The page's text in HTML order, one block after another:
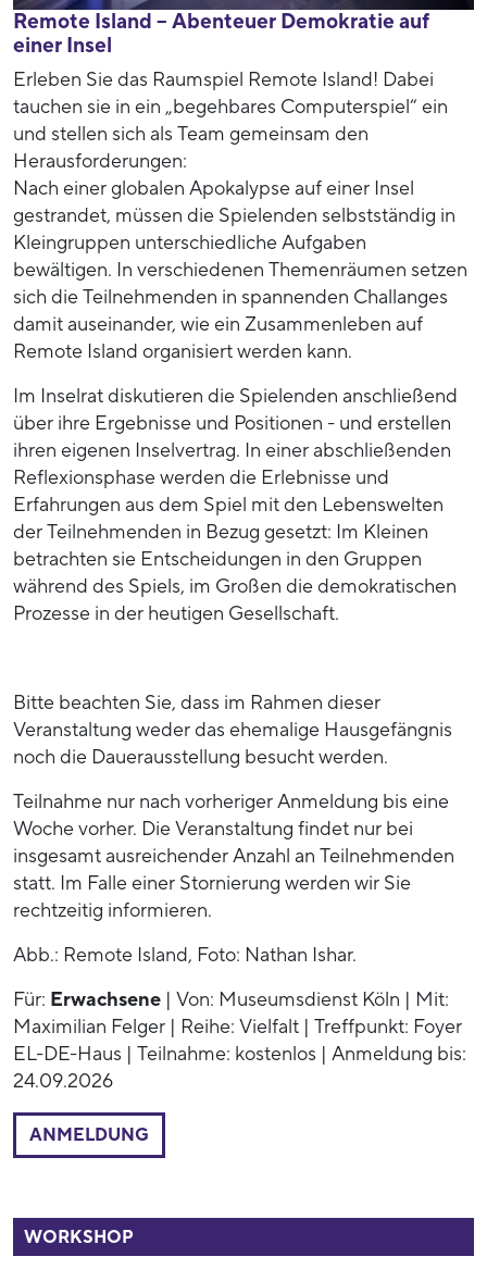
Remote Island – Abenteuer Demokratie auf
einer Insel
Erleben Sie das Raumspiel Remote Island! Dabei
tauchen sie in ein „begehbares Computerspiel“ ein
und stellen sich als Team gemeinsam den
Herausforderungen:
Nach einer globalen Apokalypse auf einer Insel
gestrandet, müssen die Spielenden selbstständig in
Kleingruppen unterschiedliche Aufgaben
bewältigen. In verschiedenen Themenräumen setzen
sich die Teilnehmenden in spannenden Challanges
damit auseinander, wie ein Zusammenleben auf
Remote Island organisiert werden kann.
Im Inselrat diskutieren die Spielenden anschließend
über ihre Ergebnisse und Positionen - und erstellen
ihren eigenen Inselvertrag. In einer abschließenden
Reflexionsphase werden die Erlebnisse und
Erfahrungen aus dem Spiel mit den Lebenswelten
der Teilnehmenden in Bezug gesetzt: Im Kleinen
betrachten sie Entscheidungen in den Gruppen
während des Spiels, im Großen die demokratischen
Prozesse in der heutigen Gesellschaft.
Bitte beachten Sie, dass im Rahmen dieser
Veranstaltung weder das ehemalige Hausgefängnis
noch die Dauerausstellung besucht werden.
Teilnahme nur nach vorheriger Anmeldung bis eine
Woche vorher. Die Veranstaltung findet nur bei
insgesamt ausreichender Anzahl an Teilnehmenden
statt. Im Falle einer Stornierung werden wir Sie
rechtzeitig informieren.
Abb.: Remote Island, Foto: Nathan Ishar.
Für: Erwachsene | Von: Museumsdienst Köln | Mit:
Maximilian Felger | Reihe: Vielfalt | Treffpunkt: Foyer
EL-DE-Haus | Teilnahme: kostenlos | Anmeldung bis:
24.09.2026
ANMELDUNG
WORKSHOP